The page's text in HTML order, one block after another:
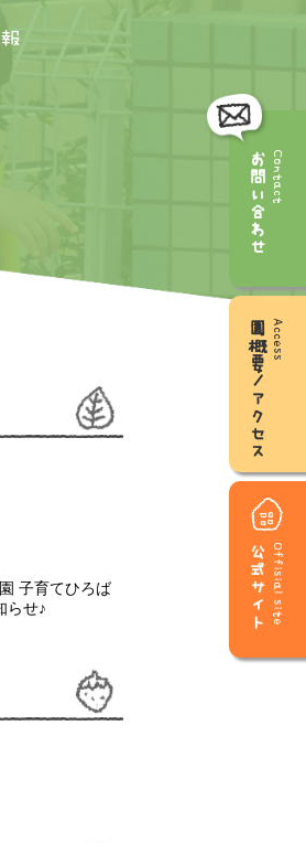
Contact
お問い合わせ
Access
園概要／アクセス
Offisial site
公式サイト
子育てひろば
らせ♪